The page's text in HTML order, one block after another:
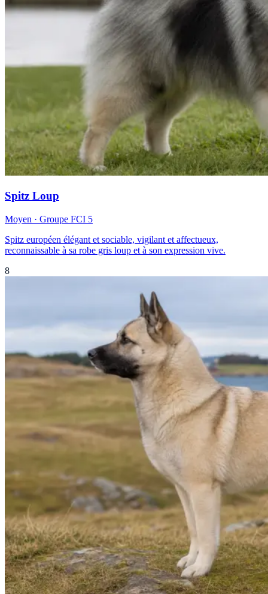
Spitz Loup
Moyen · Groupe FCI 5
Spitz européen élégant et sociable, vigilant et affectueux,
reconnaissable à sa robe gris loup et à son expression vive.
8